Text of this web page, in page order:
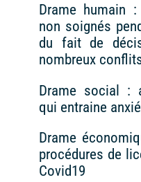
Drame humain
non soignés
du fait de
nombreux
Drame social :
qui entraine
Drame
procédures de
Covid19